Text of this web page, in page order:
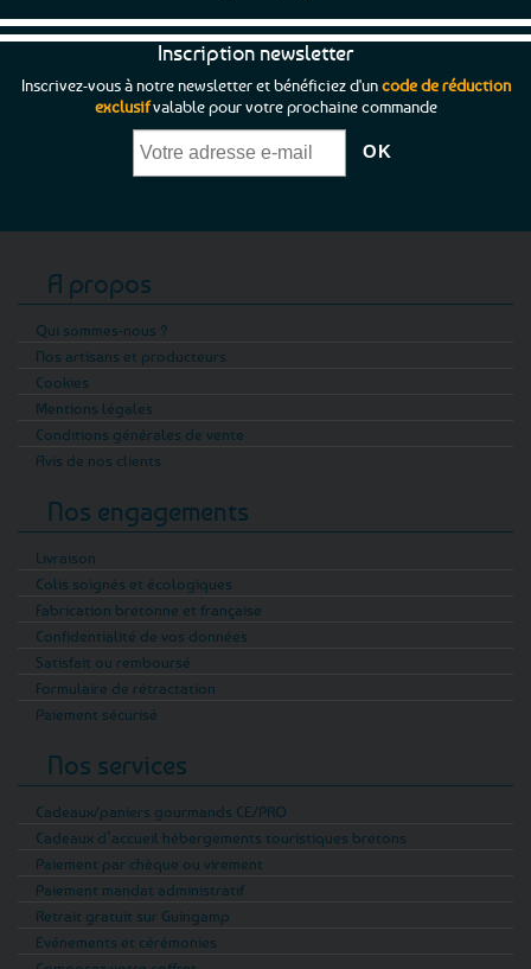
Inscription newsletter
Inscrivez-vous à notre newsletter et bénéficiez d'uncode de réduction
exclusifvalable pour votre prochaine commande
A propos
Qui sommes-nous ?
Nos artisans et producteurs
Cookies
Mentions légales
Conditions générales de vente
Avis de nos clients
Nos engagements
Livraison
Colis soignés et écologiques
Fabrication bretonne et française
Confidentialité de vos données
Satisfait ou remboursé
Formulaire de rétractation
Paiement sécurisé
Nos services
Cadeaux/paniers gourmands CE/PRO
Cadeaux d’accueil hébergements touristiques bretons
Paiement par chèque ou virement
Paiement mandat administratif
Retrait gratuit sur Guingamp
Evénements et cérémonies